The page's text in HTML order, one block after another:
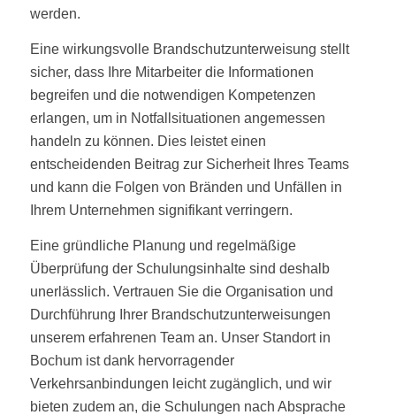
werden.
Eine wirkungsvolle Brandschutzunterweisung stellt
sicher, dass Ihre Mitarbeiter die Informationen
begreifen und die notwendigen Kompetenzen
erlangen, um in Notfallsituationen angemessen
handeln zu können. Dies leistet einen
entscheidenden Beitrag zur Sicherheit Ihres Teams
und kann die Folgen von Bränden und Unfällen in
Ihrem Unternehmen signifikant verringern.
Eine gründliche Planung und regelmäßige
Überprüfung der Schulungsinhalte sind deshalb
unerlässlich. Vertrauen Sie die Organisation und
Durchführung Ihrer Brandschutzunterweisungen
unserem erfahrenen Team an. Unser Standort in
Bochum ist dank hervorragender
Verkehrsanbindungen leicht zugänglich, und wir
bieten zudem an, die Schulungen nach Absprache